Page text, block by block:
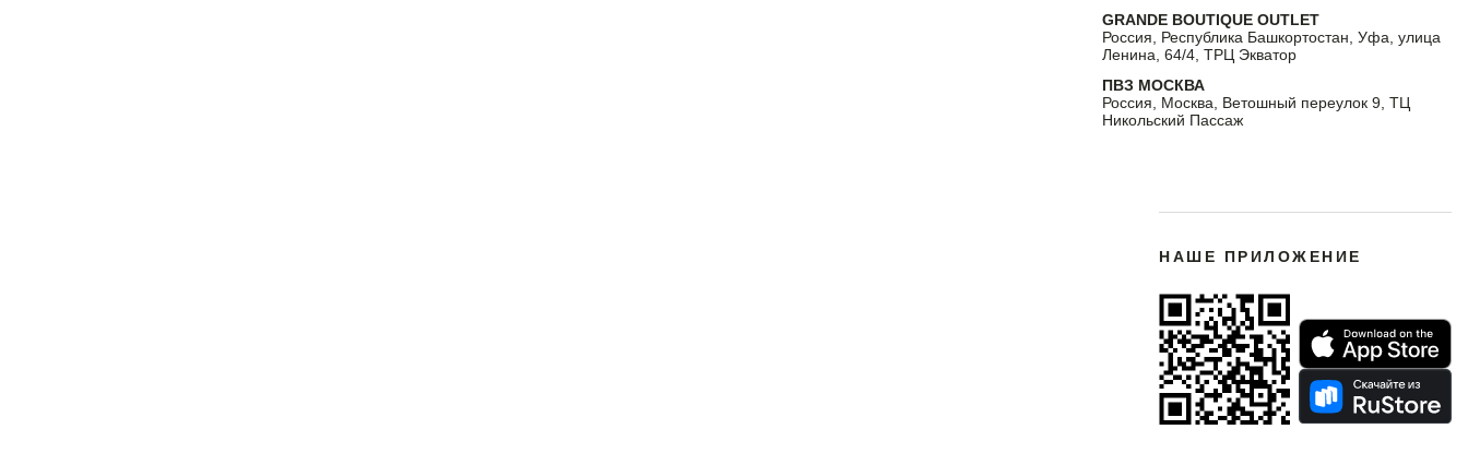
GRANDE BOUTIQUE OUTLET
Россия, Республика Башкортостан, Уфа, улица
Ленина, 64/4, ТРЦ Экватор
ПВЗ МОСКВА
Россия, Москва, Ветошный переулок 9, ТЦ
Никольский Пассаж
НАШЕ ПРИЛОЖЕНИЕ